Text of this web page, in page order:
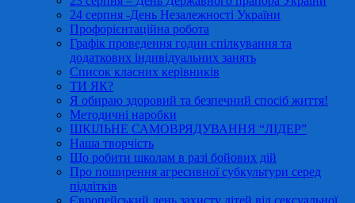
24 серпня -День Незалежності України
Профорієнтаційна робота
Графік проведення годин спілкування та
додаткових індивідуальних занять
Список класних керівників
ТИ ЯК?
Я обираю здоровий та безпечний спосіб життя!
Методичні наробки
ШКІЛЬНЕ САМОВРЯДУВАННЯ “ЛІДЕР”
Наша творчість
Що робити школам в разі бойових дій
Про поширення агресивної субкультури серед
підлітків
Європейський день захисту дітей від сексуальної